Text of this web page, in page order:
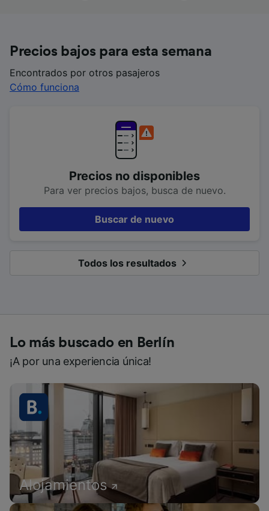
Precios bajos para esta semana
Encontrados por otros pasajeros
Cómo funciona
Precios no disponibles
Para ver precios bajos, busca de nuevo.
Buscar de nuevo
Todos los resultados
Lo más buscado en Berlín
¡A por una experiencia única!
Alojamientos